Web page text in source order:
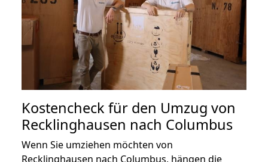
Kostencheck für den Umzug von
Recklinghausen nach Columbus
Wenn Sie umziehen möchten von
Recklinghausen nach Columbus, hängen die